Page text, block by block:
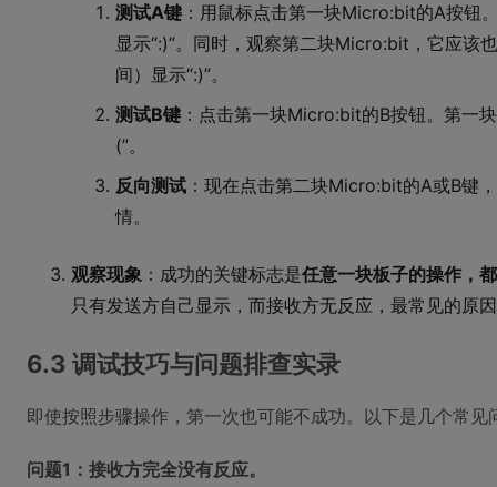
测试A键 ：用鼠标点击第一块Micro:bit的A按钮
显示“:)”。同时，观察第二块Micro:bit，它应该
间）显示“:)”。
测试B键 ：点击第一块Micro:bit的B按钮。第一
(”。
反向测试 ：现在点击第二块Micro:bit的A或B键
情。
观察现象 ：成功的关键标志是任意一块板子的操作，
只有发送方自己显示，而接收方无反应，最常见的原
6.3 调试技巧与问题排查实录
即使按照步骤操作，第一次也可能不成功。以下是几个常见
问题1：接收方完全没有反应。